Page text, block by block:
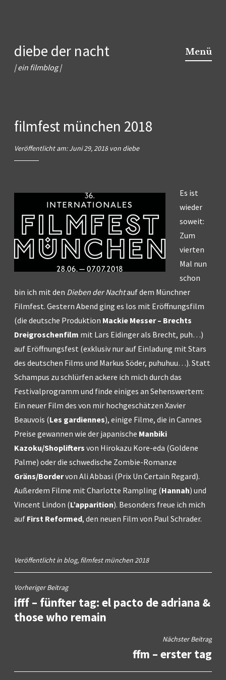
Inhalt
springen
diebe der nacht
| ein filmblog |
Menü
filmfest münchen 2018
Veröffentlicht am:Juni 29, 2018 von diebe
Es ist
wieder
soweit:
Zum
vierten
Mal nun
schon
bin ich mit den Dieben der Nachtauf dem Münchner
Filmfest. Gestern Abend ging es los mit Eröffnungsfilm
(die deutsche Produktion Mackie Messer – Brechts
Dreigroschenfilm mit Lars Eidinger als Brecht, puh…)
auf Eröffnungsfest (exklusiv nur auf Einladung mit Stars
des deutschen Films und Markus Söder, puhuhuu…). Statt
Schampus zu schlürfen ackere ich mich durch das
Festivalprogramm und finde einiges an Sehenswertem:
Ein neuer Film des von mir hochgeschätzen Xavier
Beauvois (Les gardiennes), einige Filme, die in Cannes
Preise gewannen wie der japanische Manbiki
Kazoku/Shoplifters von Hirokazu Kore-eda (Goldene
Palme) oder die schwedische Zombie-Romanze
Gräns/Bordervon Ali Abbasi (Prix Un Certain Regard).
Außerdem Filme mit Charlotte Rampling (Hannah) und
Vincent Lindon (L’apparition). Besonders freue ich mich
auf First Reformed, den neuen Film von Paul Schrader.
Veröffentlicht in blog, filmfest münchen 2018
Beitragsnavigation
Vorheriger Beitrag
ifff – fünfter tag: el pacto de adriana &
those who remain
Nächster Beitrag
ffm – erster tag